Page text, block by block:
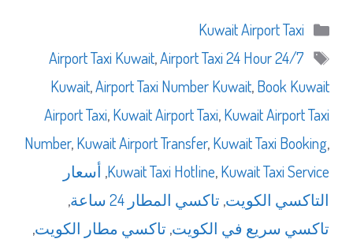
التصنيفات
Kuwait Airport Taxi
الوسوم
24/7 Airport Taxi Kuwait
,Airport Taxi 24 Hour
Kuwait,Airport Taxi Number Kuwait,Book Kuwait
Airport Taxi,Kuwait Airport Taxi,Kuwait Airport Taxi
Number,Kuwait Airport Transfer,Kuwait Taxi Booking,
Kuwait Taxi Hotline,Kuwait Taxi Service
, أسعار
التاكسي الكويت, تاكسي المطار 24 ساعة
,
تاكسي سريع في الكويت, تاكسي مطار الكويت,